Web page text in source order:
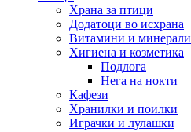
Храна за птици
Додатоци во исхрана
Витамини и минерали
Хигиена и козметика
Подлога
Нега на нокти
Кафези
Хранилки и поилки
Играчки и лулашки